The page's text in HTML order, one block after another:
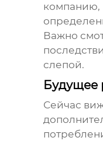
компанию,
Важно
слепой.
Будущее
Сейчас